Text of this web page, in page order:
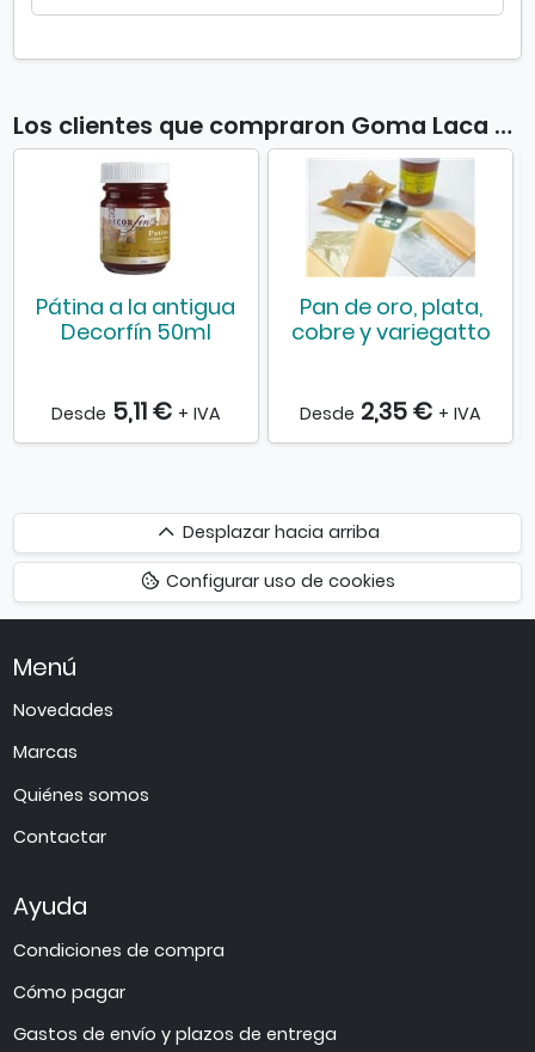
Los clientes que compraron Goma Laca 85ml también compraron
Pátina a la antigua
Decorfín 50ml
Desde 5,11 € + IVA
Pan de oro, plata,
cobre y variegatto
Desde 2,35 € + IVA
Desplazar
hacia
arriba
Desplazar hacia arriba
Configurar uso de cookies
Menú
Novedades
Marcas
Quiénes somos
Contactar
Ayuda
Condiciones de compra
Cómo pagar
Gastos de envío y plazos de entrega